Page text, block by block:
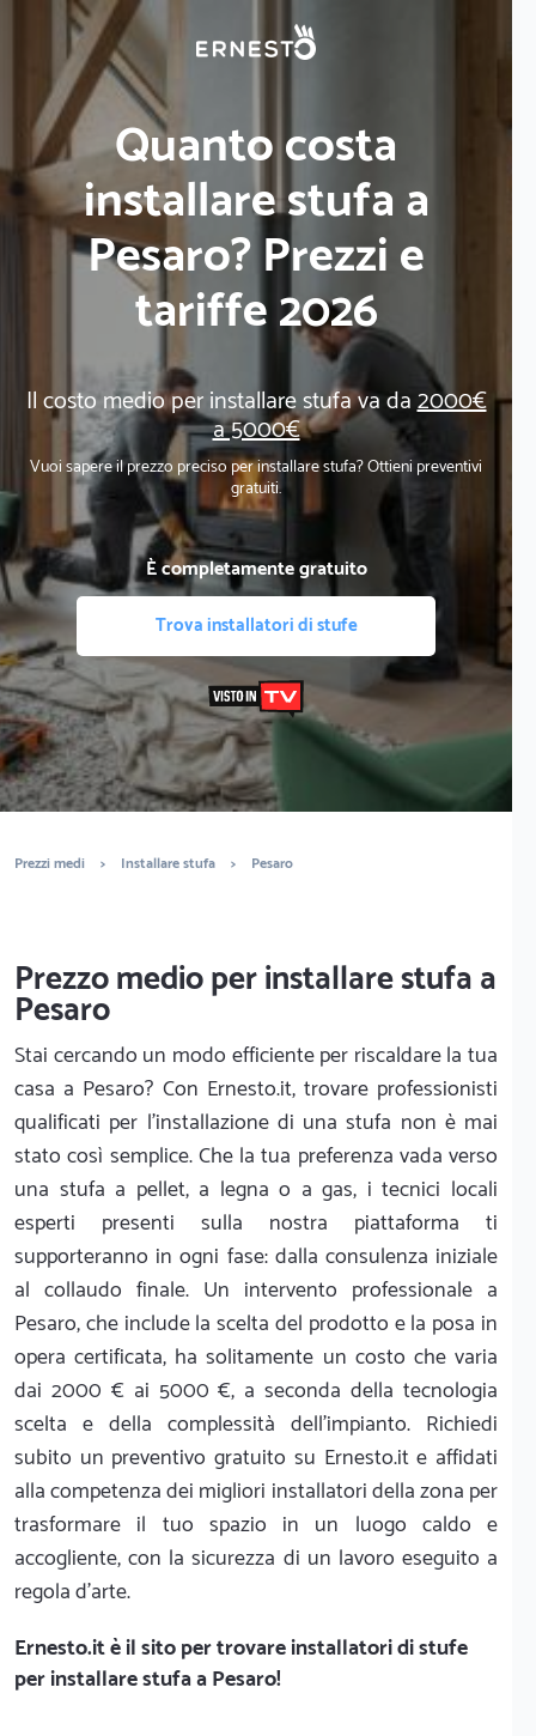
Quanto costa
installare stufa a
Pesaro? Prezzi e
tariffe 2026
Il costo medio per installare stufa va da2000€
a 5000€
Vuoi sapere il prezzo preciso per installare stufa? Ottieni preventivi
gratuiti.
È completamente gratuito
Trova installatori di stufe
Prezzi medi > Installare stufa > Pesaro
Prezzo medio per installare stufa a
Pesaro
Stai cercando un modo efficiente per riscaldare la tua
casa a Pesaro? Con Ernesto.it, trovare professionisti
qualificati per l'installazione di una stufa non è mai
stato così semplice. Che la tua preferenza vada verso
una stufa a pellet, a legna o a gas, i tecnici locali
esperti presenti sulla nostra piattaforma ti
supporteranno in ogni fase: dalla consulenza iniziale
al collaudo finale. Un intervento professionale a
Pesaro, che include la scelta del prodotto e la posa in
opera certificata, ha solitamente un costo che varia
dai 2000 € ai 5000 €, a seconda della tecnologia
scelta e della complessità dell'impianto. Richiedi
subito un preventivo gratuito su Ernesto.it e affidati
alla competenza dei migliori installatori della zona per
trasformare il tuo spazio in un luogo caldo e
accogliente, con la sicurezza di un lavoro eseguito a
regola d'arte.
Ernesto.itè il sito per trovare installatori di stufe
per installare stufa a Pesaro!